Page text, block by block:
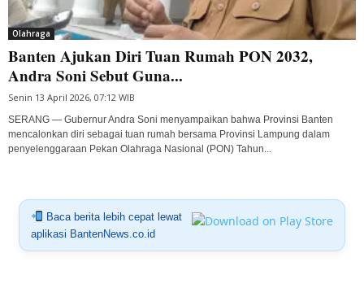
Olahraga
Banten Ajukan Diri Tuan Rumah PON 2032,
Andra Soni Sebut Guna...
Senin 13 April 2026, 07:12 WIB
SERANG — Gubernur Andra Soni menyampaikan bahwa Provinsi Banten
mencalonkan diri sebagai tuan rumah bersama Provinsi Lampung dalam
penyelenggaraan Pekan Olahraga Nasional (PON) Tahun...
Baca berita lebih cepat lewat
aplikasi BantenNews.co.id